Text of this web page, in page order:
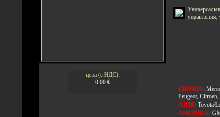
цена (с НДС):
0.00 €
управления,
ЕВРОПА:
Peugeot,
АЗИЯ: Toyota/
АМЕРИКА: